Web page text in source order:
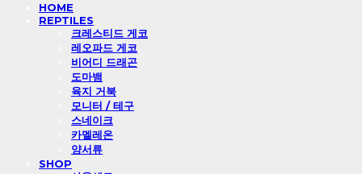
HOME
REPTILES
크레스티드 게코
레오파드 게코
비어디 드래곤
도마뱀
육지 거북
모니터 / 테구
스네이크
카멜레온
양서류
SHOP